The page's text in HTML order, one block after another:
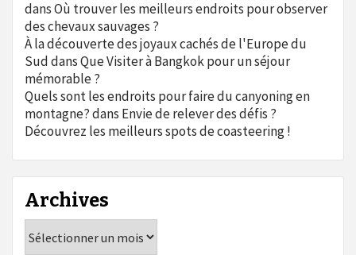
dansOù trouver les meilleurs endroits pour observer
des chevaux sauvages ?
À la découverte des joyaux cachés de l'Europe du
SuddansQue Visiter à Bangkok pour un séjour
mémorable ?
Quels sont les endroits pour faire du canyoning en
montagne?dans Envie de relever des défis ?
Découvrez les meilleurs spots de coasteering !
Archives